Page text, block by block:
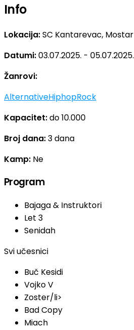
Info
Lokacija:SC Kantarevac, Mostar
Datumi:03.07.2025. - 05.07.2025.
Žanrovi:
AlternativeHiphopRock
Kapacitet:do 10.000
Broj dana:3 dana
Kamp: Ne
Program
Bajaga & Instruktori
Let 3
Senidah
Svi učesnici
Buč Kesidi
Vojko V
Zoster/li>
Bad Copy
Miach